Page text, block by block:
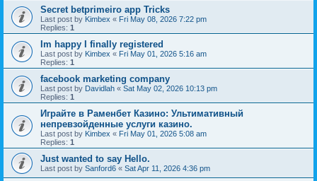
Secret betprimeiro app Tricks
Last post by Kimbex « Fri May 08, 2026 7:22 pm
Replies: 1
Im happy I finally registered
Last post by Kimbex « Fri May 01, 2026 5:16 am
Replies: 1
facebook marketing company
Last post by Davidlah « Sat May 02, 2026 10:13 pm
Replies: 1
Играйте в Раменбет Казино: Ультимативный
непревзойденные услуги казино.
Last post by Kimbex « Fri May 01, 2026 5:08 am
Replies: 1
Just wanted to say Hello.
Last post by Sanford6 « Sat Apr 11, 2026 4:36 pm